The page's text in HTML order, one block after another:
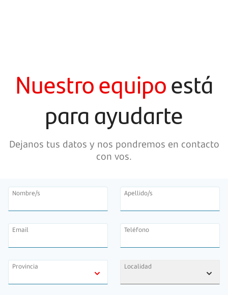
Nuestro equipoestá
para ayudarte
Dejanos tus datos y nos pondremos en contacto
con vos.
Nombre/s Apellido/s
Email Teléfono
Provincia Localidad